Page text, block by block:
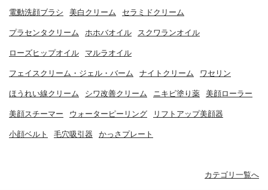
電動洗顔ブラシ 美白クリーム セラミドクリーム
プラセンタクリーム ホホバオイル スクワランオイル
ローズヒップオイル マルラオイル
フェイスクリーム・ジェル・バーム ナイトクリーム ワセリン
ほうれい線クリーム シワ改善クリーム ニキビ塗り薬 美顔ローラー
美顔スチーマー ウォーターピーリング リフトアップ美顔器
小顔ベルト 毛穴吸引器 かっさプレート
カテゴリ一覧へ